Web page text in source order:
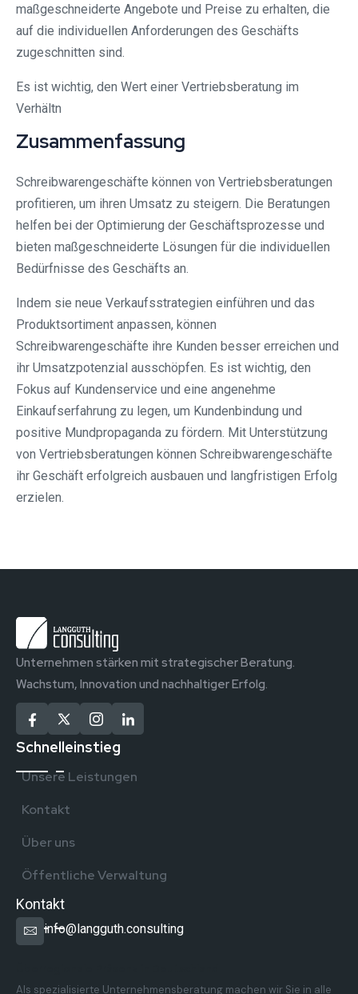
maßgeschneiderte Angebote und Preise zu erhalten, die
auf die individuellen Anforderungen des Geschäfts
zugeschnitten sind.
Es ist wichtig, den Wert einer Vertriebsberatung im
Verhältn
Zusammenfassung
Schreibwarengeschäfte können von Vertriebsberatungen
profitieren, um ihren Umsatz zu steigern. Die Beratungen
helfen bei der Optimierung der Geschäftsprozesse und
bieten maßgeschneiderte Lösungen für die individuellen
Bedürfnisse des Geschäfts an.
Indem sie neue Verkaufsstrategien einführen und das
Produktsortiment anpassen, können
Schreibwarengeschäfte ihre Kunden besser erreichen und
ihr Umsatzpotenzial ausschöpfen. Es ist wichtig, den
Fokus auf Kundenservice und eine angenehme
Einkaufserfahrung zu legen, um Kundenbindung und
positive Mundpropaganda zu fördern. Mit Unterstützung
von Vertriebsberatungen können Schreibwarengeschäfte
ihr Geschäft erfolgreich ausbauen und langfristigen Erfolg
erzielen.
Unternehmen stärken mit strategischer Beratung.
Wachstum, Innovation und nachhaltiger Erfolg.
Schnelleinstieg
Unsere Leistungen
Kontakt
Über uns
Öffentliche Verwaltung
Kontakt
info@langguth.consulting
Als spezialisierte Unternehmensberatung machen wir Sie in alle